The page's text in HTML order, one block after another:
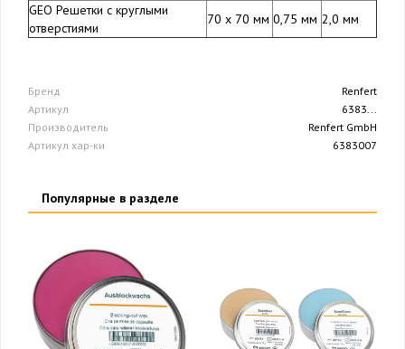
GEO Решетки с круглыми
отверстиями
70 x 70 мм 0,75 мм 2,0 мм
Бренд
Renfert
Артикул
6383...
Производитель
Renfert GmbH
Артикул хар-ки
6383007
Популярные в разделе